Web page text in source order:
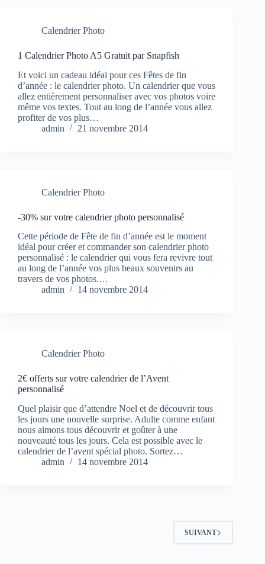
Calendrier Photo
1 Calendrier Photo A5 Gratuit par Snapfish
Et voici un cadeau idéal pour ces Fêtes de fin
d’année : le calendrier photo. Un calendrier que vous
allez entièrement personnaliser avec vos photos voire
même vos textes. Tout au long de l’année vous allez
profiter de vos plus…
admin
21 novembre 2014
Calendrier Photo
-30% sur votre calendrier photo personnalisé
Cette période de Fête de fin d’année est le moment
idéal pour créer et commander son calendrier photo
personnalisé : le calendrier qui vous fera revivre tout
au long de l’année vos plus beaux souvenirs au
travers de vos photos.…
admin
14 novembre 2014
Calendrier Photo
2€ offerts sur votre calendrier de l’Avent
personnalisé
Quel plaisir que d’attendre Noel et de découvrir tous
les jours une nouvelle surprise. Adulte comme enfant
nous aimons tous découvrir et goûter à une
nouveauté tous les jours. Cela est possible avec le
calendrier de l’avent spécial photo. Sortez…
admin
14 novembre 2014
SUIVANT